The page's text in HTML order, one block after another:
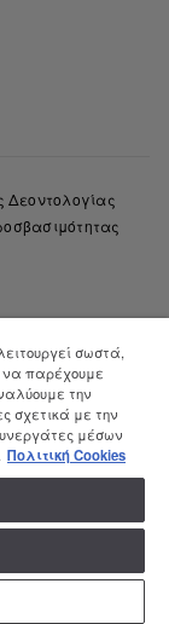
ΓΡΑΦΕΙΑ: Via
Via Trento n.
- Φαξ:
€ iv - ΑΦΜ. και
Μόντσα-
IT AEOF
διαχείρισης
Δεοντολογίας
σωστά,
να παρέχουμε
την
σχετικά με την
μέσων
Πολιτική Cookies